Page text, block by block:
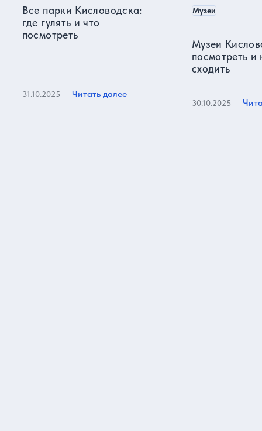
Все парки Кисловодска:
где гулять и что
посмотреть
31.10.2025 Читать далее
Музеи
посмотреть и
сходить
Музеи
30.10.2025